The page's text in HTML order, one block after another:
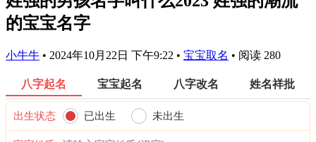
的宝宝名字
小牛牛 • 2024年10月22日 下午9:22 • 宝宝取名 • 阅读 280
八字起名 宝宝起名 八字改名 姓名祥批
出生状态 已出生 未出生